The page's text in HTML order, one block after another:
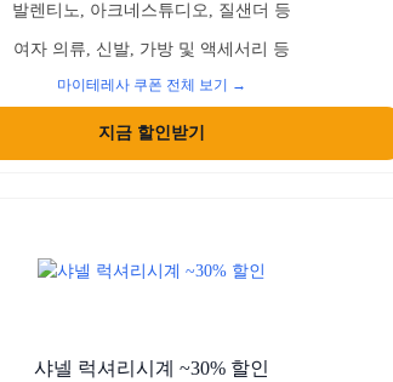
발렌티노, 아크네스튜디오, 질샌더 등
여자 의류, 신발, 가방 및 액세서리 등
마이테레사 쿠폰 전체 보기 →
지금 할인받기
샤넬 럭셔리시계 ~30% 할인